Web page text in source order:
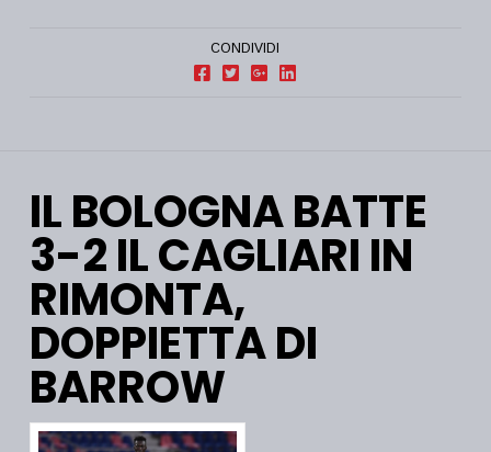
CONDIVIDI
IL BOLOGNA BATTE
3-2 IL CAGLIARI IN
RIMONTA,
DOPPIETTA DI
BARROW